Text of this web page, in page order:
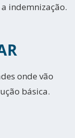
indemnização.
onde vão
básica.